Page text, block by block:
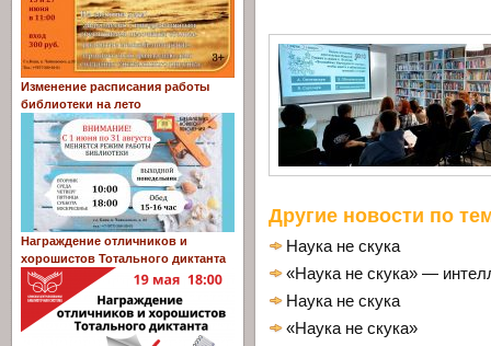
Другие новости по
Наука не скука
«Наука не скука» —
Наука не скука
«Наука не скука»
Изменение расписания работы
библиотеки на лето
Награждение отличников и
хорошистов Тотального диктанта